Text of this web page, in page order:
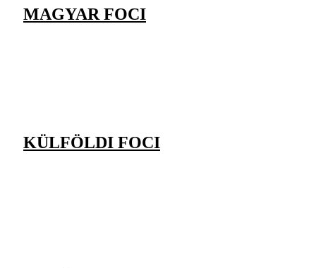
MAGYAR FOCI
KÜLFÖLDI FOCI